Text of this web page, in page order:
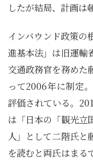
したが結局、計画は
インバウンド政策の
進基本法」は旧運輸
交通政務官を務めた
って2006年に制定
評価されている。
は「日本の「観光立
人」として二階氏と
を読むと両氏はまる